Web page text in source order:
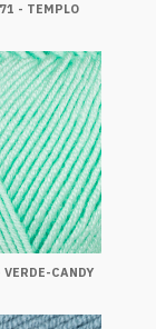
- TEMPLO
CANDY